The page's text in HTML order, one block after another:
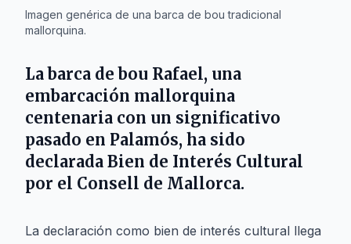
Imagen genérica de una barca de bou tradicional
mallorquina.
La barca de bou Rafael, una
embarcación mallorquina
centenaria con un significativo
pasado en Palamós, ha sido
declarada Bien de Interés Cultural
por el Consell de Mallorca.
La declaración como bien de interés cultural llega